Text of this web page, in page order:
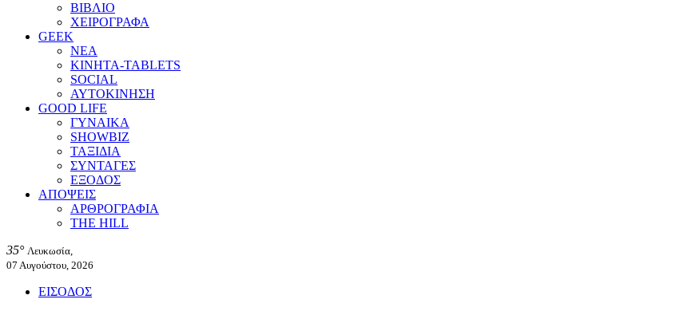
ΒΙΒΛΙΟ
ΧΕΙΡΟΓΡΑΦΑ
GEEK
ΝΕΑ
ΚΙΝΗΤΑ-TABLETS
SOCIAL
ΑΥΤΟΚΙΝΗΣΗ
GOOD LIFE
ΓΥΝΑΙΚΑ
SHOWBIZ
ΤΑΞΙΔΙΑ
ΣΥΝΤΑΓΕΣ
ΕΞΟΔΟΣ
ΑΠΟΨΕΙΣ
ΑΡΘΡΟΓΡΑΦΙΑ
THE HILL
35° Λευκωσία,
07 Αυγούστου, 2026
ΕΙΣΟΔΟΣ